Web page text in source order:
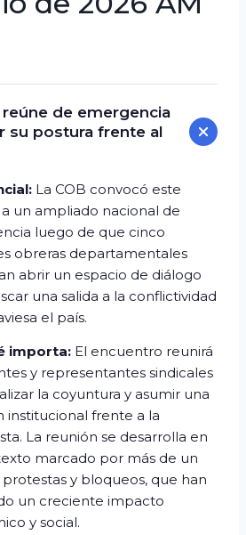
reúne de emergencia
su postura frente al
La COB convocó este
un ampliado nacional de
luego de que cinco
obreras departamentales
abrir un espacio de diálogo
una salida a la conflictividad
el país.
importa: El encuentro reunirá
y representantes sindicales
la coyuntura y asumir una
institucional frente a la
La reunión se desarrolla en
marcado por más de un
y bloqueos, que han
un creciente impacto
y social.